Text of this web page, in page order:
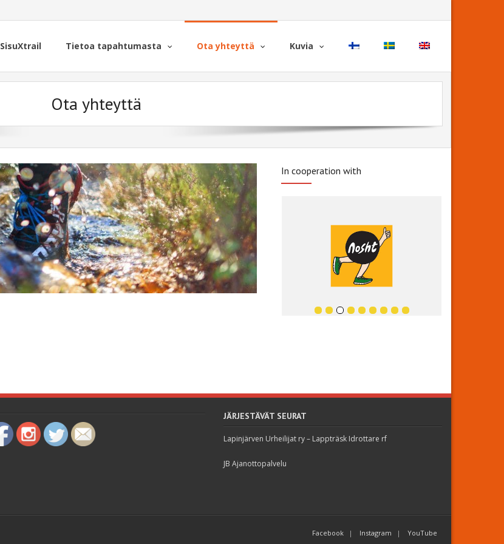
SisuXtrail Tietoa tapahtumasta Ota yhteyttä Kuvia
Ota yhteyttä
In cooperation with
JÄRJESTÄVÄT SEURAT
Lapinjärven Urheilijat ry – Lappträsk Idrottare rf
JB Ajanottopalvelu
Facebook Instagram YouTube